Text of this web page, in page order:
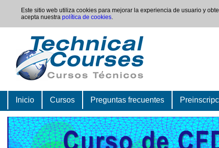
Este sitio web utiliza cookies para mejorar la experiencia de usuario y
acepta nuestra política de cookies.
Inicio Cursos Preguntas frecuentes